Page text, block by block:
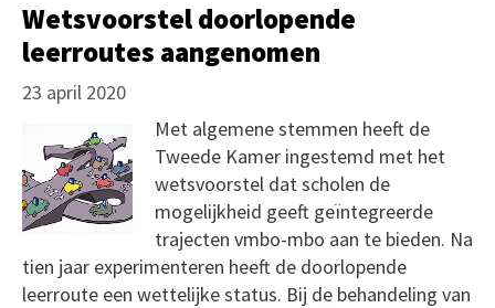
Wetsvoorstel doorlopende
leerroutes aangenomen
23 april 2020
Met algemene stemmen heeft de
Tweede Kamer ingestemd met het
wetsvoorstel dat scholen de
mogelijkheid geeft geïntegreerde
trajecten vmbo-mbo aan te bieden. Na
tien jaar experimenteren heeft de doorlopende
leerroute een wettelijke status. Bij de behandeling van